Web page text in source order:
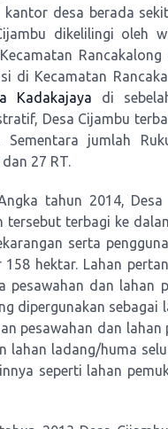
desa berada
dikelilingi oleh
Kecamatan
di Kecamatan
Kadakajaya di
Desa Cijambu
jumlah
27 RT.
tahun 2014,
terbagi ke
serta
hektar. Lahan
dan lahan
dipergunakan sebagai
pesawahan dan lahan
lahan ladang/huma
seperti lahan